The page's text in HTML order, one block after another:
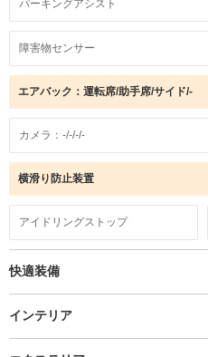
パーキングアシスト
障害物センサー
エアバック：運転席/助手席/サイド/-
カメラ：-/-/-/-
横滑り防止装置
アイドリングストップ
快適装備
インテリア